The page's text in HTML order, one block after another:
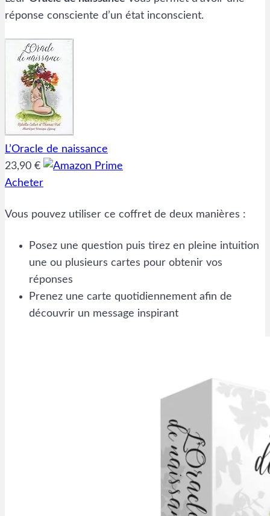
réponse consciente d’un état inconscient.
L’Oracle de naissance
23,90 €
Acheter
Vous pouvez utiliser ce coffret de deux manières :
Posez une question puis tirez en pleine intuition
une ou plusieurs cartes pour obtenir vos
réponses
Prenez une carte quotidiennement afin de
découvrir un message inspirant